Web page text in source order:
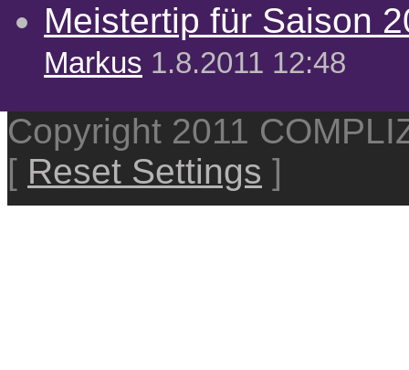
Meistertip für Saison
Markus 1.8.2011 12:48
Copyright 2011
[ Reset Settings ]